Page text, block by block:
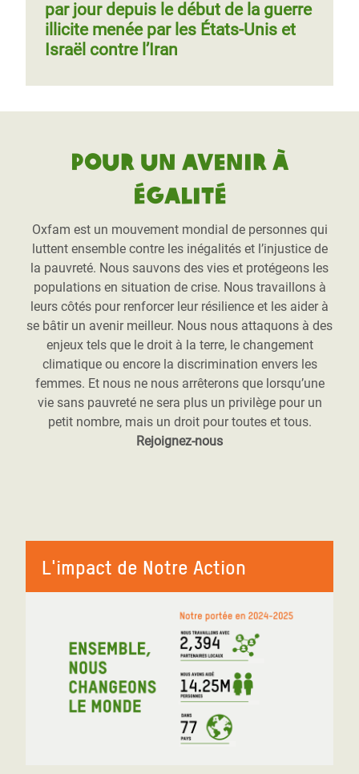
par jour depuis le début de la guerre
illicite menée par les États-Unis et
Israël contre l’Iran
Pour un avenir à
égalité
Oxfam est un mouvement mondial de personnes qui
luttent ensemble contre les inégalités et l’injustice de
la pauvreté. Nous sauvons des vies et protégeons les
populations en situation de crise. Nous travaillons à
leurs côtés pour renforcer leur résilience et les aider à
se bâtir un avenir meilleur. Nous nous attaquons à des
enjeux tels que le droit à la terre, le changement
climatique ou encore la discrimination envers les
femmes. Et nous ne nous arrêterons que lorsqu’une
vie sans pauvreté ne sera plus un privilège pour un
petit nombre, mais un droit pour toutes et tous.
Rejoignez-nous
L'impact de Notre Action